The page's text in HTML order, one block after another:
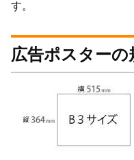
す。
広告ポスターの